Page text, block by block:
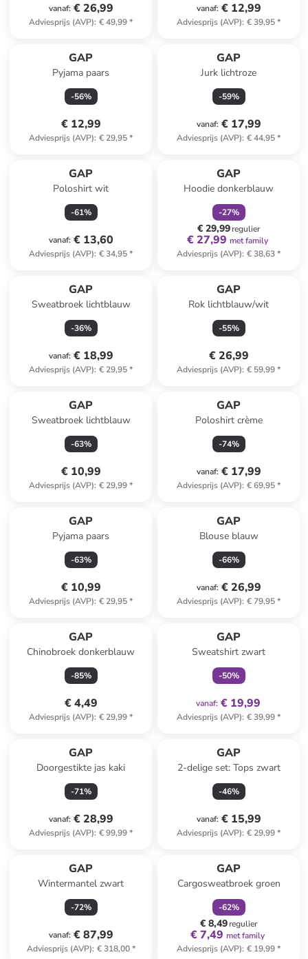
vanaf: € 26,99
Adviesprijs (AVP): € 49,99*
vanaf: € 12,99
Adviesprijs (AVP): € 39,95*
GAP
Pyjama paars
-56%
€ 12,99
Adviesprijs (AVP): € 29,95*
GAP
Jurk lichtroze
-59%
vanaf: € 17,99
Adviesprijs (AVP): € 44,95*
GAP
Poloshirt wit
-61%
vanaf: € 13,60
Adviesprijs (AVP): € 34,95*
GAP
Hoodie donkerblauw
-27%
€ 29,99regulier
€ 27,99 met family
Adviesprijs (AVP): € 38,63*
GAP
Sweatbroek lichtblauw
-36%
vanaf: € 18,99
Adviesprijs (AVP): € 29,95*
GAP
Rok lichtblauw/wit
-55%
€ 26,99
Adviesprijs (AVP): € 59,99*
GAP
Sweatbroek lichtblauw
-63%
€ 10,99
Adviesprijs (AVP): € 29,99*
GAP
Poloshirt crème
-74%
vanaf: € 17,99
Adviesprijs (AVP): € 69,95*
GAP
Pyjama paars
-63%
€ 10,99
Adviesprijs (AVP): € 29,95*
GAP
Blouse blauw
-66%
vanaf: € 26,99
Adviesprijs (AVP): € 79,95*
GAP
Chinobroek donkerblauw
-85%
€ 4,49
Adviesprijs (AVP): € 29,99*
GAP
Sweatshirt zwart
-50%
vanaf: € 19,99
Adviesprijs (AVP): € 39,99*
GAP
Doorgestikte jas kaki
-71%
vanaf: € 28,99
Adviesprijs (AVP): € 99,99*
GAP
2-delige set: Tops zwart
-46%
vanaf: € 15,99
Adviesprijs (AVP): € 29,99*
GAP
Wintermantel zwart
-72%
vanaf: € 87,99
Adviesprijs (AVP): € 318,00*
GAP
Cargosweatbroek groen
-62%
€ 8,49regulier
€ 7,49 met family
Adviesprijs (AVP): € 19,99*